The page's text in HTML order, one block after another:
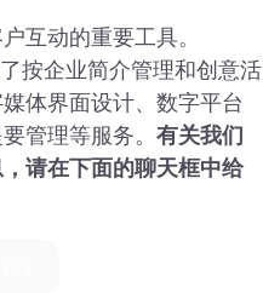
互动的重要工具。
按企业简介管理和创意活
体界面设计、数字平台
管理等服务。 有关我们
请在下面的聊天框中给